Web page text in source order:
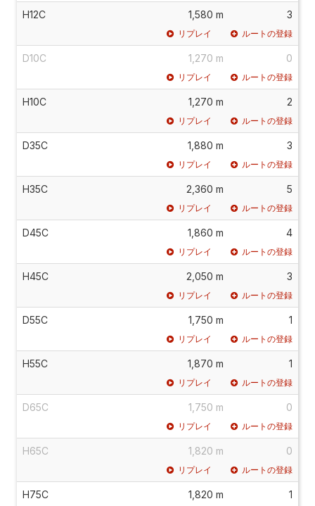
H12C 1,580 m 3
リプレイ ルートの登録
D10C 1,270 m 0
リプレイ ルートの登録
H10C 1,270 m 2
リプレイ ルートの登録
D35C 1,880 m 3
リプレイ ルートの登録
H35C 2,360 m 5
リプレイ ルートの登録
D45C 1,860 m 4
リプレイ ルートの登録
H45C 2,050 m 3
リプレイ ルートの登録
D55C 1,750 m 1
リプレイ ルートの登録
H55C 1,870 m 1
リプレイ ルートの登録
D65C 1,750 m 0
リプレイ ルートの登録
H65C 1,820 m 0
リプレイ ルートの登録
H75C 1,820 m 1